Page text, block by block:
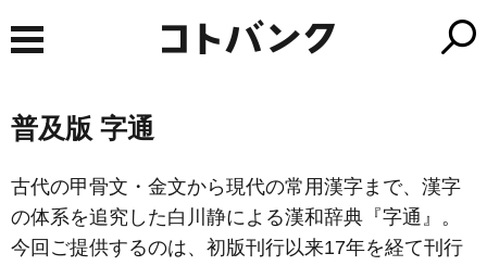
普及版 字通
古代の甲骨文・金文から現代の常用漢字まで、漢字
の体系を追究した白川静による漢和辞典『字通』。
今回ご提供するのは、初版刊行以来17年を経て刊行